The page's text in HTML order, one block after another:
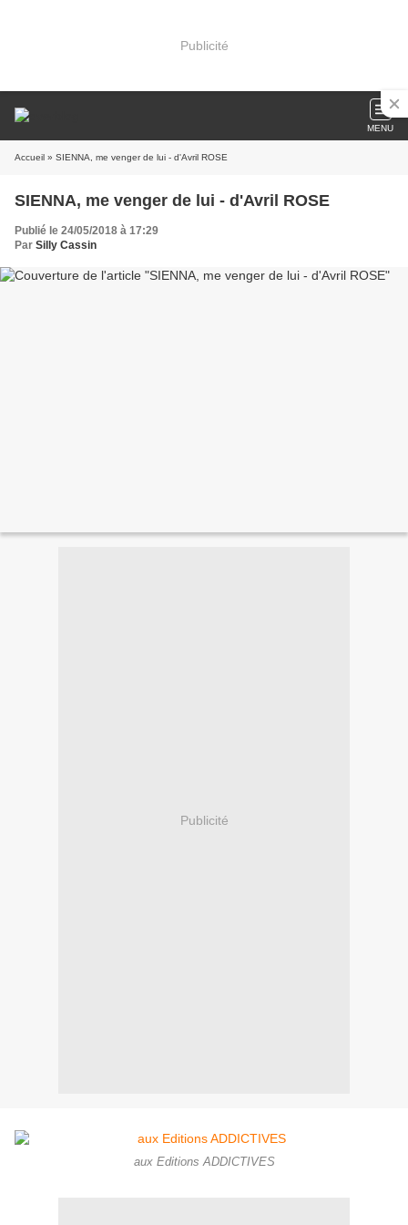
Publicité
MENU
Accueil » SIENNA, me venger de lui - d'Avril ROSE
SIENNA, me venger de lui - d'Avril ROSE
Publié le 24/05/2018 à 17:29
Par Silly Cassin
Publicité
aux Editions ADDICTIVES